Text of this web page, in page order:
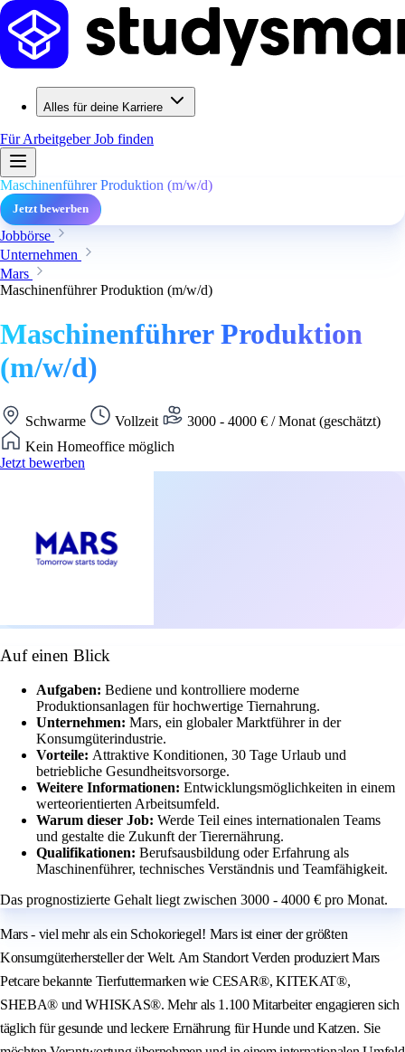
Alles für deine Karriere
Für ArbeitgeberJob finden
Maschinenführer Produktion (m/w/d)
Jetzt bewerben
Jobbörse
Unternehmen
Mars
Maschinenführer Produktion (m/w/d)
Maschinenführer Produktion
(m/w/d)
Schwarme Vollzeit
3000 - 4000 € / Monat (geschätzt)
Kein Homeoffice möglich
Jetzt bewerben
Auf einen Blick
Aufgaben: Bediene und kontrolliere moderne
Produktionsanlagen für hochwertige Tiernahrung.
Unternehmen: Mars, ein globaler Marktführer in der
Konsumgüterindustrie.
Vorteile: Attraktive Konditionen, 30 Tage Urlaub und
betriebliche Gesundheitsvorsorge.
Weitere Informationen: Entwicklungsmöglichkeiten in einem
werteorientierten Arbeitsumfeld.
Warum dieser Job: Werde Teil eines internationalen Teams
und gestalte die Zukunft der Tierernährung.
Qualifikationen: Berufsausbildung oder Erfahrung als
Maschinenführer, technisches Verständnis und Teamfähigkeit.
Das prognostizierte Gehalt liegt zwischen 3000 - 4000 € pro Monat.
Mars - viel mehr als ein Schokoriegel! Mars ist einer der größten
Konsumgüterhersteller der Welt. Am Standort Verden produziert Mars
Petcare bekannte Tierfuttermarken wie CESAR®, KITEKAT®,
SHEBA® und WHISKAS®. Mehr als 1.100 Mitarbeiter engagieren sich
täglich für gesunde und leckere Ernährung für Hunde und Katzen. Sie